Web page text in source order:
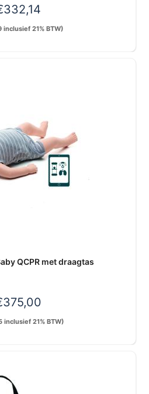
332,14
inclusief 21% BTW)
QCPR met draagtas
375,00
inclusief 21% BTW)